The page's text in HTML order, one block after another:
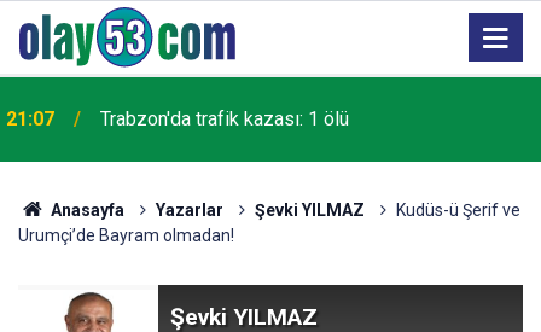
21:07 Trabzon'da trafik kazası: 1 ölü
Anasayfa Yazarlar Şevki YILMAZ
Kudüs-ü Şerif ve
Urumçi’de Bayram olmadan!
Şevki YILMAZ